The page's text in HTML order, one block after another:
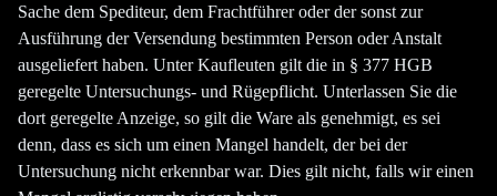
Sache dem Spediteur, dem Frachtführer oder der sonst zur
Ausführung der Versendung bestimmten Person oder Anstalt
ausgeliefert haben. Unter Kaufleuten gilt die in § 377 HGB
geregelte Untersuchungs- und Rügepflicht. Unterlassen Sie die
dort geregelte Anzeige, so gilt die Ware als genehmigt, es sei
denn, dass es sich um einen Mangel handelt, der bei der
Untersuchung nicht erkennbar war. Dies gilt nicht, falls wir einen